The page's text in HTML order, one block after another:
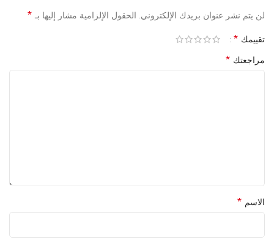
لن يتم نشر عنوان بريدك الإلكتروني. الحقول الإلزامية مشار إليها بـ *
تقييمك *
مراجعتك *
الاسم *